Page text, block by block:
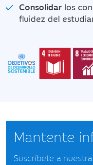
Consolidar los
fluidez del
Mantente
Suscríbete a